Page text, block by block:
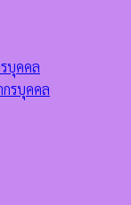
บุคคล​
รบุคคล​